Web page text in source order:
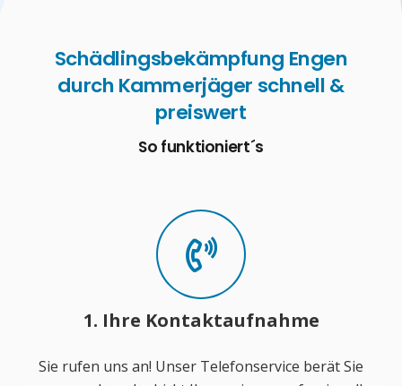
Schädlingsbekämpfung Engen
durch Kammerjäger schnell &
preiswert
So funktioniert´s
1. Ihre Kontaktaufnahme
Sie rufen uns an! Unser Telefonservice berät Sie